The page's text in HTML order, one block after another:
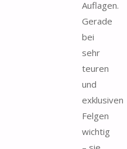
Auflagen.
Gerade
bei
sehr
teuren
und
exklusiven
Felgen
wichtig